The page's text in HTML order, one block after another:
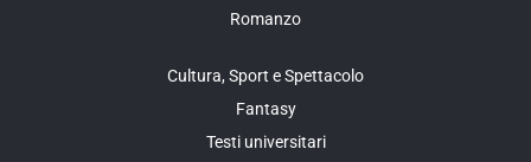
Romanzo
Cultura, Sport e Spettacolo
Fantasy
Testi universitari